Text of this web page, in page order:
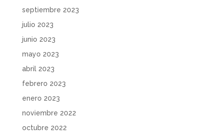
septiembre 2023
julio 2023
junio 2023
mayo 2023
abril 2023
febrero 2023
enero 2023
noviembre 2022
octubre 2022